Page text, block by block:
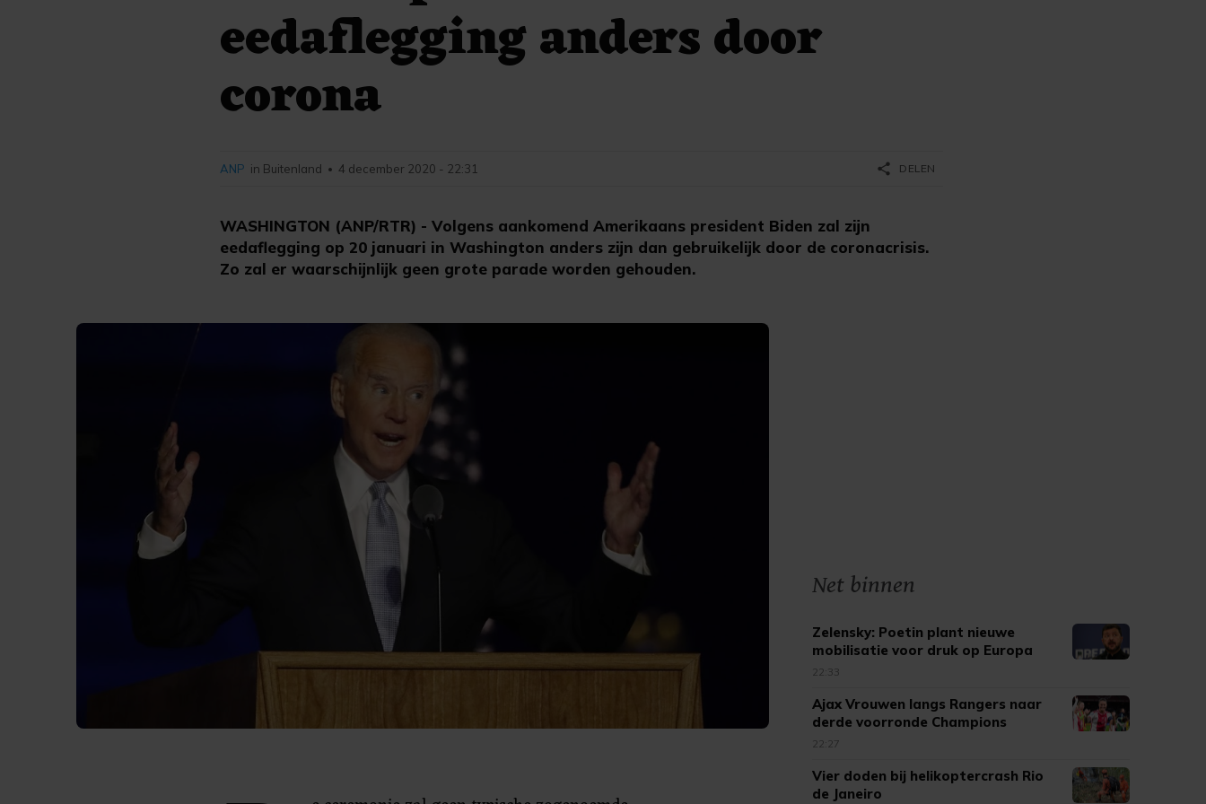
eedaflegging anders door
corona
WASHINGTON (ANP/RTR) - Volgens aankomend Amerikaans president Biden zal zijn
eedaflegging op 20 januari in Washington anders zijn dan gebruikelijk door de coronacrisis.
Zo zal er waarschijnlijk geen grote parade worden gehouden.
ANP in Buitenland • 4 december 2020 - 22:31 share DELEN
Net binnen
Zelensky: Poetin plant nieuwe
mobilisatie voor druk op Europa
22:33
Ajax Vrouwen langs Rangers naar
derde voorronde Champions
League
22:27
Vier doden bij helikoptercrash Rio
de Janeiro